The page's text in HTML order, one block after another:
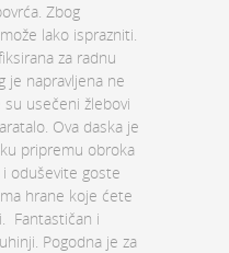
Zbog
lako isprazniti.
za radnu
je napravljena ne
usečeni žlebovi
Ova daska je
pripremu obroka
oduševite goste
hrane koje ćete
Fantastičan i
Pogodna je za